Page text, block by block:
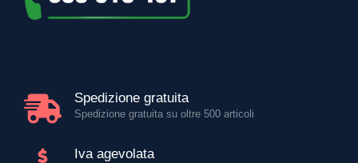
Spedizione gratuita
Spedizione gratuita su oltre 500 articoli
Iva agevolata